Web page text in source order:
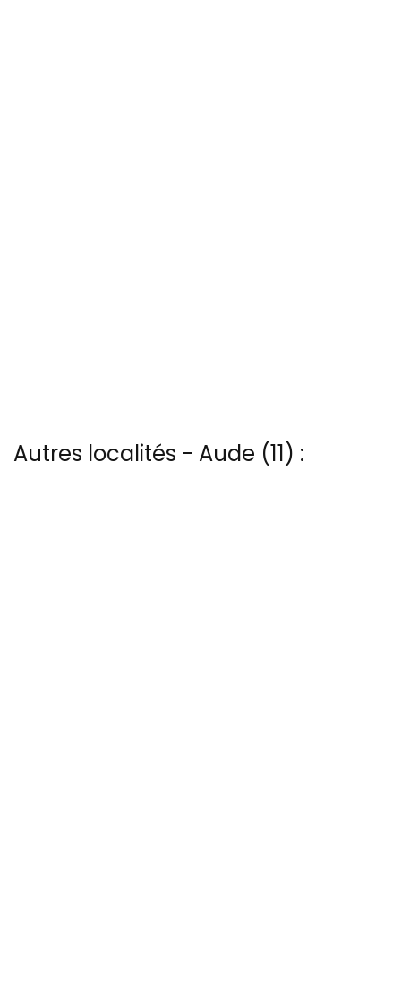
Autres localités - Aude (11) :